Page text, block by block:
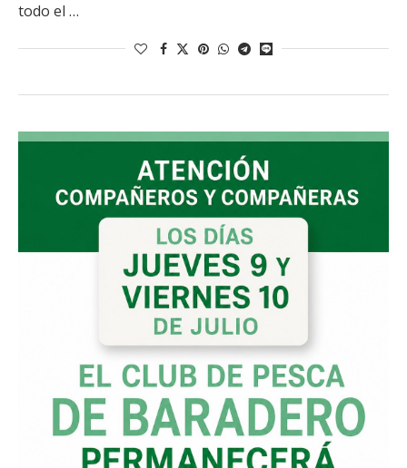
todo el …